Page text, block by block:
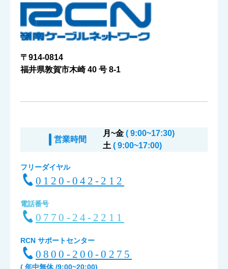
〒914-0814
福井県敦賀市木崎 40 号 8-1
営業時間
月~金 ( 9:00~17:30)
土 ( 9:00~17:00)
フリーダイヤル
0120-042-212
電話番号
0770-24-2211
RCN サポートセンター
0800-200-0275
( 年中無休 /9:00~20:00)